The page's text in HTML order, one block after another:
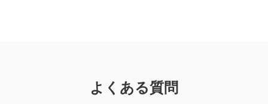
よくある質問